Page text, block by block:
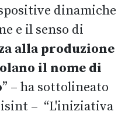
dinamiche
e il senso di
alla produzione
il nome di
” – ha sottolineato
– “L'iniziativa